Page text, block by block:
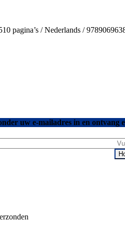
pagina’s / Nederlands /
uw e-mailadres in en ontvang